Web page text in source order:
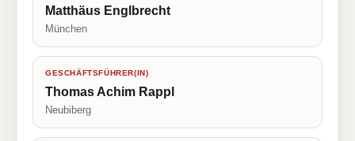
Matthäus Englbrecht
München
GESCHÄFTSFÜHRER(IN)
Thomas Achim Rappl
Neubiberg